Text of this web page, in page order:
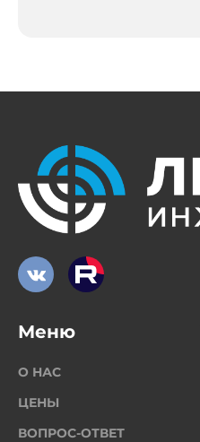
Меню
О НАС
ЦЕНЫ
ВОПРОС-ОТВЕТ